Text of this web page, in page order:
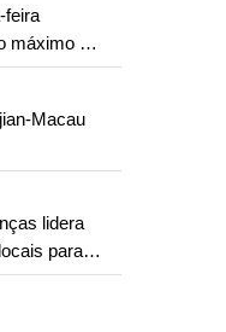
feira
máximo em
Macau
lidera
para
trabalhos